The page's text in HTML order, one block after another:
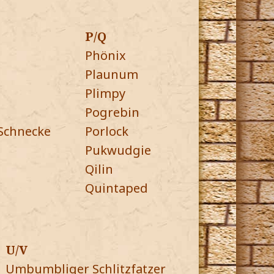
P/Q
Phönix
Plaunum
Plimpy
Pogrebin
Porlock
Pukwudgie
Qilin
Quintaped
U/V
Umbumbliger Schlitzfatzer